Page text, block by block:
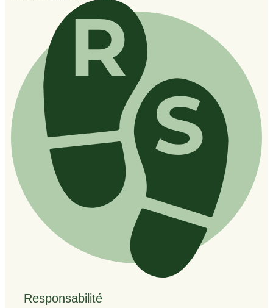
Responsabilité